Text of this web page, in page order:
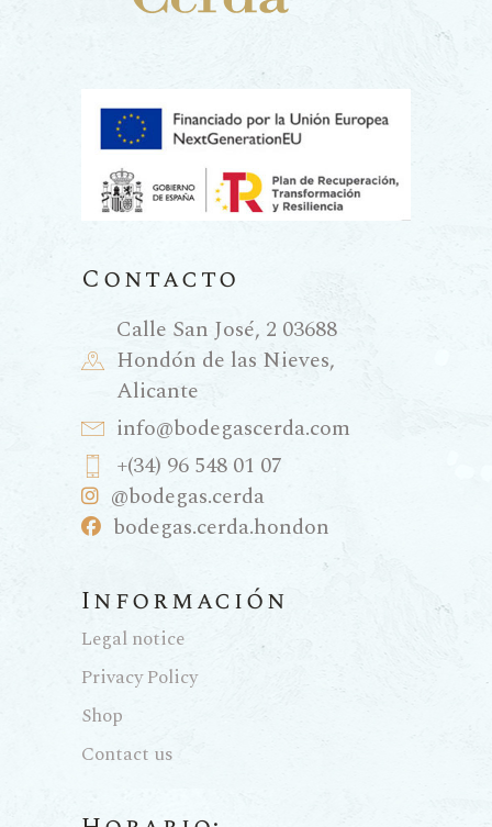
Contacto
Calle San José, 2 03688
Hondón de las Nieves,
Alicante
info@bodegascerda.com
+(34) 96 548 01 07
@bodegas.cerda
bodegas.cerda.hondon
Información
Legal notice
Privacy Policy
Shop
Contact us